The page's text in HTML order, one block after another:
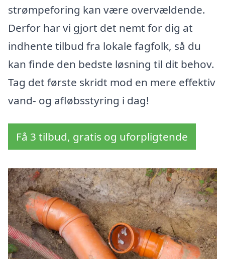
strømpeforing kan være overvældende.
Derfor har vi gjort det nemt for dig at
indhente tilbud fra lokale fagfolk, så du
kan finde den bedste løsning til dit behov.
Tag det første skridt mod en mere effektiv
vand- og afløbsstyring i dag!
Få 3 tilbud, gratis og uforpligtende